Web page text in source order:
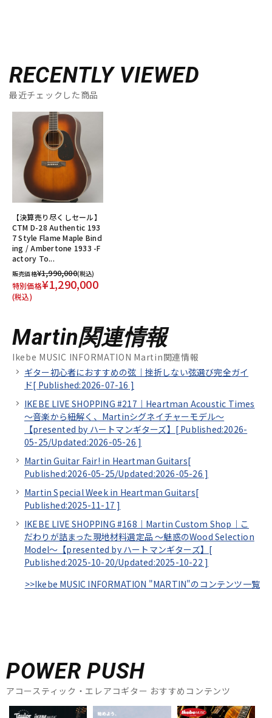
RECENTLY VIEWED
最近チェックした商品
【決算売り尽くしセール】
CTM D-28 Authentic 193
7 Style Flame Maple Bind
ing / Ambertone 1933 -F
actory To...
販売価格¥1,990,000(税込)
特別価格¥1,290,000
(税込)
Martin関連情報
Ikebe MUSIC INFORMATION Martin関連情報
ギター初心者におすすめの弦｜挫折しない弦選び完全ガイ
ド[ Published:2026-07-16 ]
IKEBE LIVE SHOPPING #217｜Heartman Acoustic Times
～音楽から紐解く、Martinシグネイチャーモデル～
【presented by ハートマンギターズ】[ Published:2026-
05-25/Updated:2026-05-26 ]
Martin Guitar Fair! in Heartman Guitars[
Published:2026-05-25/Updated:2026-05-26 ]
Martin Special Week in Heartman Guitars[
Published:2025-11-17 ]
IKEBE LIVE SHOPPING #168｜Martin Custom Shop｜こ
だわりが詰まった現地材料選定品 ～魅惑のWood Selection
Model～【presented by ハートマンギターズ】[
Published:2025-10-20/Updated:2025-10-22 ]
>>Ikebe MUSIC INFORMATION "MARTIN"のコンテンツ一覧
POWER PUSH
アコースティック・エレアコギター おすすめコンテンツ